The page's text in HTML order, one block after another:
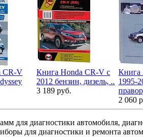
CR-V
Книга Honda CR-V с
2012 бензин, дизель, ..
3 189 руб.
Книга
1995-
2 060
для диагностики автомобиля,
для диагностики и ремонта